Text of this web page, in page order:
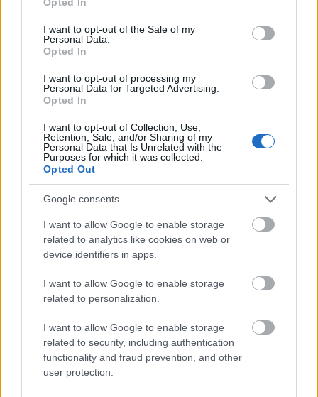
use your data for below specified purposes in below Google
consent section.
I want to opt-out of the Sale of my
Personal Data.
Opted In
I want to opt-out of processing my
Personal Data for Targeted Advertising.
Opted In
I want to opt-out of Collection, Use,
Retention, Sale, and/or Sharing of my
Personal Data that Is Unrelated with the
Purposes for which it was collected.
Opted Out
Google consents
I want to allow Google to enable storage
related to analytics like cookies on web or
device identifiers in apps.
I want to allow Google to enable storage
related to personalization.
I want to allow Google to enable storage
related to security, including authentication
functionality and fraud prevention, and other
user protection.
Halifaksie; Halifaksom; Halifaksów; Halifaksowi;
wszystkie formy
formy w tabelce:
ZGŁOŚ POPRAWKĘ
3. Halifax
Definicja
Halifaxto miasto w Kanadzie, leżące nad Oceanem
Atlantyckim, na półwyspie Nowa Szkocja
Wymowa
prosto zapisana